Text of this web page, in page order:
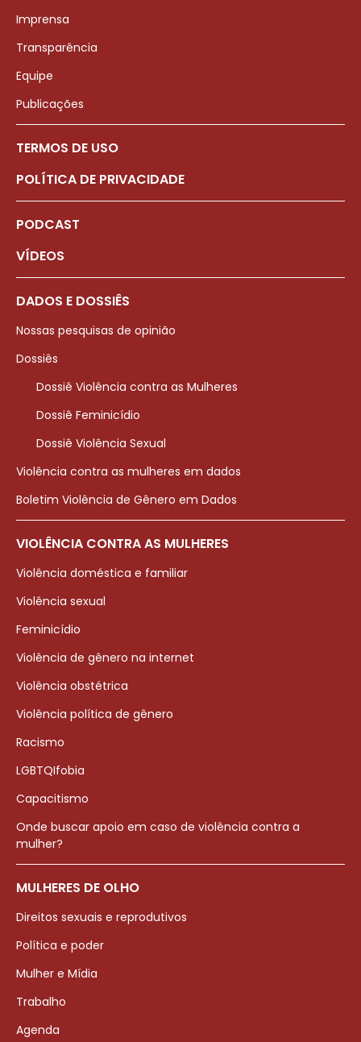
Imprensa
Transparência
Equipe
Publicações
TERMOS DE USO
POLÍTICA DE PRIVACIDADE
PODCAST
VÍDEOS
DADOS E DOSSIÊS
Nossas pesquisas de opinião
Dossiês
Dossiê Violência contra as Mulheres
Dossiê Feminicídio
Dossiê Violência Sexual
Violência contra as mulheres em dados
Boletim Violência de Gênero em Dados
VIOLÊNCIA CONTRA AS MULHERES
Violência doméstica e familiar
Violência sexual
Feminicídio
Violência de gênero na internet
Violência obstétrica
Violência política de gênero
Racismo
LGBTQIfobia
Capacitismo
Onde buscar apoio em caso de violência contra a
mulher?
MULHERES DE OLHO
Direitos sexuais e reprodutivos
Política e poder
Mulher e Mídia
Trabalho
Agenda